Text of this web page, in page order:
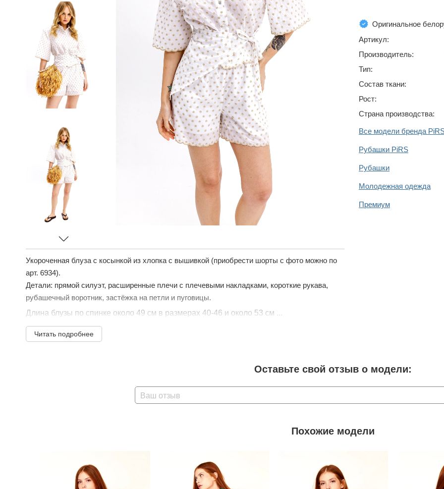
Укороченная блуза с косынкой из хлопка с вышивкой (приобрести шорты с фото можно по
арт. 6934).
Детали: прямой силуэт, расширенные плечи с плечевыми накладками, короткие рукава,
рубашечный воротник, застёжка на петли и пуговицы.
Длина блузы по спинке около 49 см в размерах 40-46 и около 53 см ...
Читать подробнее
Оригинальное
Артикул:
Производитель:
Тип:
Состав ткани:
Рост:
Страна производства:
Все модели бренда
Рубашки PiRS
Рубашки
Молодежная одежда
Премиум
Оставьте свой отзыв о модели:
Ваш отзыв
Похожие модели